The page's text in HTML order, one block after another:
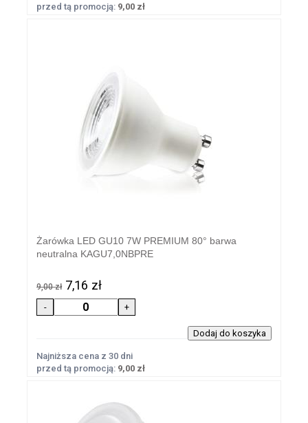
przed tą promocją: 9,00 zł
Żarówka LED GU10 7W PREMIUM 80° barwa
neutralna KAGU7,0NBPRE
9,00 zł 7,16 zł
Najniższa cena z 30 dni
przed tą promocją: 9,00 zł